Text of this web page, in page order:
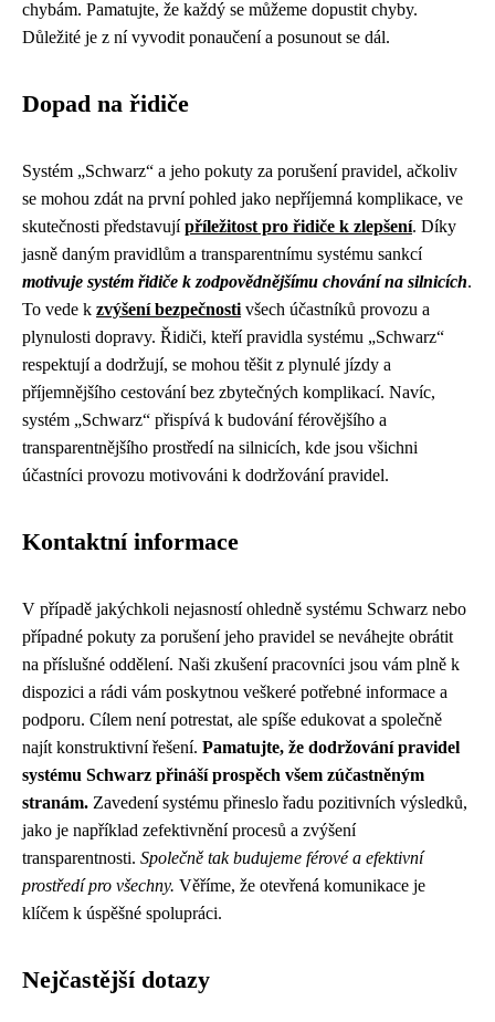
chybám. Pamatujte, že každý se můžeme dopustit chyby.
Důležité je z ní vyvodit ponaučení a posunout se dál.
Dopad na řidiče
Systém „Schwarz“ a jeho pokuty za porušení pravidel, ačkoliv
se mohou zdát na první pohled jako nepříjemná komplikace, ve
skutečnosti představujípříležitost pro řidiče k zlepšení. Díky
jasně daným pravidlům a transparentnímu systému sankcí
motivuje systém řidiče k zodpovědnějšímu chování na silnicích.
To vede k zvýšení bezpečnosti všech účastníků provozu a
plynulosti dopravy. Řidiči, kteří pravidla systému „Schwarz“
respektují a dodržují, se mohou těšit z plynulé jízdy a
příjemnějšího cestování bez zbytečných komplikací. Navíc,
systém „Schwarz“ přispívá k budování férovějšího a
transparentnějšího prostředí na silnicích, kde jsou všichni
účastníci provozu motivováni k dodržování pravidel.
Kontaktní informace
V případě jakýchkoli nejasností ohledně systému Schwarz nebo
případné pokuty za porušení jeho pravidel se neváhejte obrátit
na příslušné oddělení. Naši zkušení pracovníci jsou vám plně k
dispozici a rádi vám poskytnou veškeré potřebné informace a
podporu. Cílem není potrestat, ale spíše edukovat a společně
najít konstruktivní řešení. Pamatujte, že dodržování pravidel
systému Schwarz přináší prospěch všem zúčastněným
stranám. Zavedení systému přineslo řadu pozitivních výsledků,
jako je například zefektivnění procesů a zvýšení
transparentnosti. Společně tak budujeme férové a efektivní
prostředí pro všechny. Věříme, že otevřená komunikace je
klíčem k úspěšné spolupráci.
Nejčastější dotazy